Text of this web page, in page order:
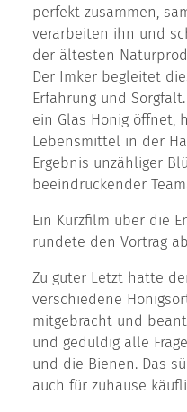
perfekt zusammen,
verarbeiten ihn und
der ältesten
Der Imker begleitet
Erfahrung und
ein Glas Honig öffnet,
Lebensmittel in der
Ergebnis unzähliger
beeindruckender
Ein Kurzfilm über die
rundete den Vortrag
Zu guter Letzt hatte
verschiedene
mitgebracht und
und geduldig alle
und die Bienen. Das
auch für zuhause